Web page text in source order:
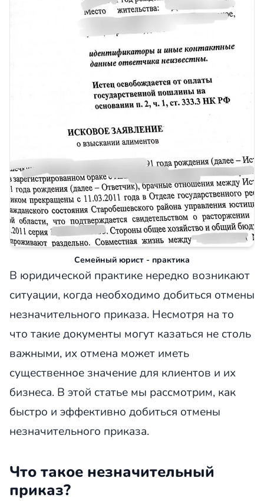
Семейный юрист - практика
В юридической практике нередко возникают
ситуации, когда необходимо добиться отмены
незначительного приказа. Несмотря на то
что такие документы могут казаться не столь
важными, их отмена может иметь
существенное значение для клиентов и их
бизнеса. В этой статье мы рассмотрим, как
быстро и эффективно добиться отмены
незначительного приказа.
Что такое незначительный
приказ?